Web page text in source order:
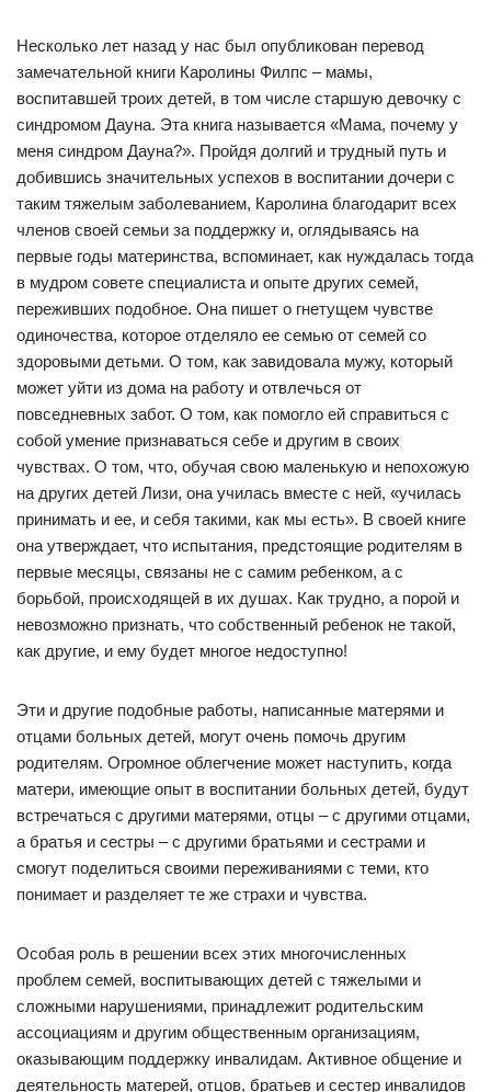
Несколько лет назад у нас был опубликован перевод
замечательной книги Каролины Филпс – мамы,
воспитавшей троих детей, в том числе старшую девочку с
синдромом Дауна. Эта книга называется «Мама, почему у
меня синдром Дауна?». Пройдя долгий и трудный путь и
добившись значительных успехов в воспитании дочери с
таким тяжелым заболеванием, Каролина благодарит всех
членов своей семьи за поддержку и, оглядываясь на
первые годы материнства, вспоминает, как нуждалась тогда
в мудром совете специалиста и опыте других семей,
переживших подобное. Она пишет о гнетущем чувстве
одиночества, которое отделяло ее семью от семей со
здоровыми детьми. О том, как завидовала мужу, который
может уйти из дома на работу и отвлечься от
повседневных забот. О том, как помогло ей справиться с
собой умение признаваться себе и другим в своих
чувствах. О том, что, обучая свою маленькую и непохожую
на других детей Лизи, она училась вместе с ней, «училась
принимать и ее, и себя такими, как мы есть». В своей книге
она утверждает, что испытания, предстоящие родителям в
первые месяцы, связаны не с самим ребенком, а с
борьбой, происходящей в их душах. Как трудно, а порой и
невозможно признать, что собственный ребенок не такой,
как другие, и ему будет многое недоступно!
Эти и другие подобные работы, написанные матерями и
отцами больных детей, могут очень помочь другим
родителям. Огромное облегчение может наступить, когда
матери, имеющие опыт в воспитании больных детей, будут
встречаться с другими матерями, отцы – с другими отцами,
а братья и сестры – с другими братьями и сестрами и
смогут поделиться своими переживаниями с теми, кто
понимает и разделяет те же страхи и чувства.
Особая роль в решении всех этих многочисленных
проблем семей, воспитывающих детей с тяжелыми и
сложными нарушениями, принадлежит родительским
ассоциациям и другим общественным организациям,
оказывающим поддержку инвалидам. Активное общение и
деятельность матерей, отцов, братьев и сестер инвалидов